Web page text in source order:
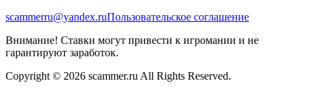
scammerru@yandex.ruПользовательское соглашение
Внимание! Ставки могут привести к игромании и не
гарантируют заработок.
Copyright © 2026 scammer.ru All Rights Reserved.